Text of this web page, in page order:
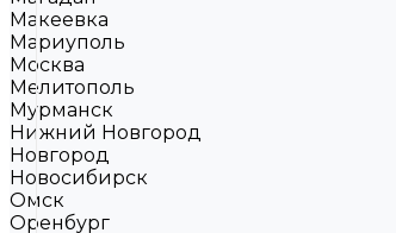
Макеевка
Мариуполь
Москва
Мелитополь
Мурманск
Нижний Новгород
Новгород
Новосибирск
Омск
Оренбург